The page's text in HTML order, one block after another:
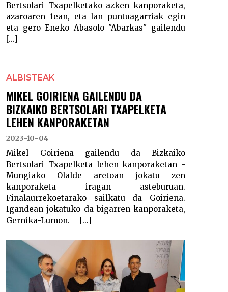
Bertsolari Txapelketako azken kanporaketa,
azaroaren 1ean, eta lan puntuagarriak egin
eta gero Eneko Abasolo "Abarkas" gailendu
[...]
ALBISTEAK
MIKEL GOIRIENA GAILENDU DA
BIZKAIKO BERTSOLARI TXAPELKETA
LEHEN KANPORAKETAN
2023-10-04
Mikel Goiriena gailendu da Bizkaiko
Bertsolari Txapelketa lehen kanporaketan -
Mungiako Olalde aretoan jokatu zen
kanporaketa iragan asteburuan.
Finalaurrekoetarako sailkatu da Goiriena.
Igandean jokatuko da bigarren kanporaketa,
Gernika-Lumon. [...]